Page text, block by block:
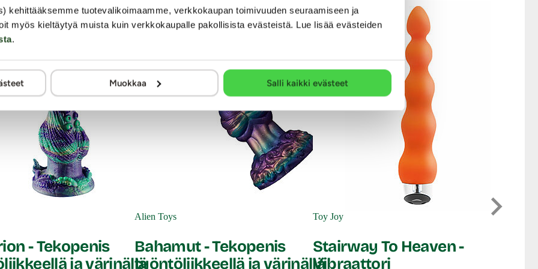
kehittääksemme tuotevalikoimaamme, verkkokaupan toimivuuden seuraamiseen ja
myös kieltäytyä muista kuin verkkokaupalle pakollisista evästeistä. Lue lisää evästeiden
.
Muokkaa Salli kaikki evästeet
tuntuu limakalvoilla miellyttävältä. Tuote on roisketiivis, joten sitä voidaan käyttää
käytön jälkeen miedolla saippuavedellä. Halutessasi voit desinfioida tuotteen
suoralta auringonvalolta ja pölyltä suojattuna.
liikettä + pyörivät helmet
Huom! Pakkaus ei sisällä adapteria!
- Tekopenis
ja värinällä
Alien Toys
Bahamut - Tekopenis
työntöliikkeellä ja värinällä
Toy Joy
Stairway To Heaven -
Vibraattori
Multi-